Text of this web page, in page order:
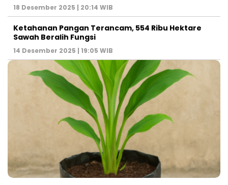
18 Desember 2025 | 20:14 WIB
Ketahanan Pangan Terancam, 554 Ribu Hektare
Sawah Beralih Fungsi
14 Desember 2025 | 19:05 WIB